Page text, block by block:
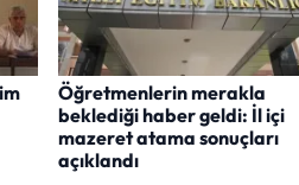
Öğretmenlerin merakla
beklediği haber geldi: İl içi
mazeret atama sonuçları
açıklandı